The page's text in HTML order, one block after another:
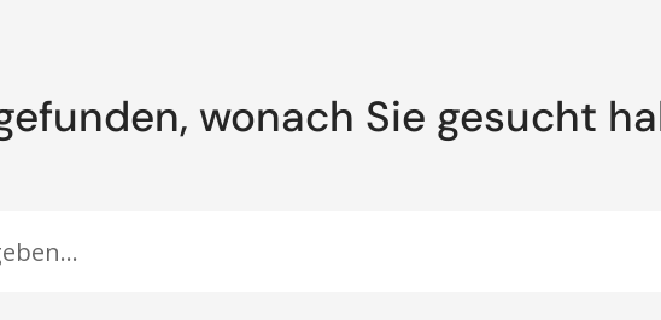
wonach Sie gesucht